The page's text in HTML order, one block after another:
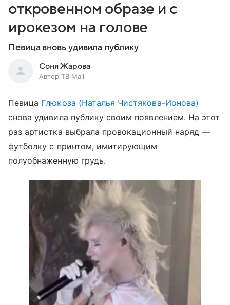
откровенном образе и с
ирокезом на голове
Певица вновь удивила публику
Соня Жарова
Автор ТВ Mail
Певица Глюкоза (Наталья Чистякова-Ионова)
снова удивила публику своим появлением. На этот
раз артистка выбрала провокационный наряд —
футболку с принтом, имитирующим
полуобнаженную грудь.